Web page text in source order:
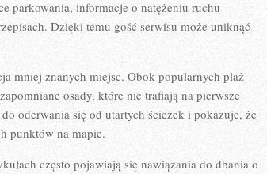
parkowania, informacje o natężeniu ruchu
Dzięki temu gość serwisu może uniknąć
mniej znanych miejsc. Obok popularnych plaż
osady, które nie trafiają na pierwsze
oderwania się od utartych ścieżek i pokazuje, że
punktów na mapie.
często pojawiają się nawiązania do dbania o